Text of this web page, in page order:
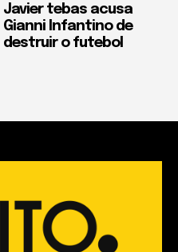
Javier tebas acusa
Gianni Infantino de
destruir o futebol